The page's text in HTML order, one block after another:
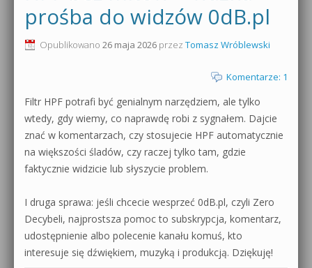
Produkcja muzyczna od podstaw
Dubstep z syntezatorem Massive
Kontakt 5 Kompendium
0dB.pl - informacje
Newsletter
Archiwum aktualności
Polityka prywatności
Regulamin
Działanie sklepu internetowego
Wyszukiwanie
prośba do widzów 0dB.pl
Opublikowano 26 maja 2026 przez Tomasz Wróblewski
Komentarze: 1
Filtr HPF potrafi być genialnym narzędziem, ale tylko
wtedy, gdy wiemy, co naprawdę robi z sygnałem. Dajcie
znać w komentarzach, czy stosujecie HPF automatycznie
na większości śladów, czy raczej tylko tam, gdzie
faktycznie widzicie lub słyszycie problem.
I druga sprawa: jeśli chcecie wesprzeć 0dB.pl, czyli Zero
Decybeli, najprostsza pomoc to subskrypcja, komentarz,
udostępnienie albo polecenie kanału komuś, kto
interesuje się dźwiękiem, muzyką i produkcją. Dziękuję!